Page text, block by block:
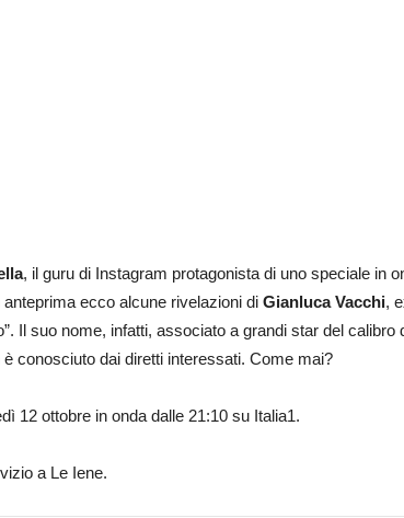
, il guru di Instagram protagonista di uno speciale in
ecco alcune rivelazioni di Gianluca Vacchi,
Il suo nome, infatti, associato a grandi star del calibro
conosciuto dai diretti interessati. Come mai?
12 ottobre in onda dalle 21:10 su Italia1.
a Le Iene.